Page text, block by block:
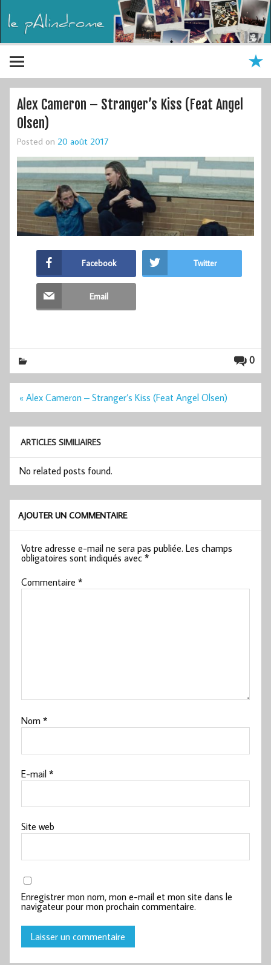
Alex Cameron – Stranger’s Kiss (Feat Angel
Olsen)
Posted on 20 août 2017
Facebook Twitter
Email
0
Navigation
l’article
« Alex Cameron – Stranger’s Kiss (Feat Angel Olsen)
ARTICLES SIMILIAIRES
No related posts found.
AJOUTER UN COMMENTAIRE
Votre adresse e-mail ne sera pas publiée. Les champs
obligatoires sont indiqués avec*
Commentaire*
Nom*
E-mail*
Site web
Enregistrer mon nom, mon e-mail et mon site dans le
navigateur pour mon prochain commentaire.